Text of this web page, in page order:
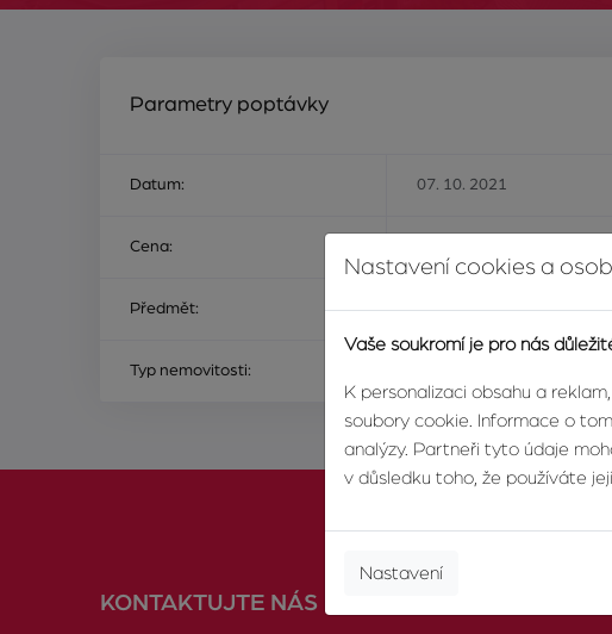
Parametry poptávky
Datum: 07. 10. 2021
Cena:
Předmět: ke koupi
Typ nemovitosti:
KONTAKTUJTE NÁS
Nastavení cookies a
Vaše soukromí je pro nás
K personalizaci obsahu a
soubory cookie. Informace o
analýzy. Partneři tyto údaje
v důsledku toho, že používáte
Nastavení